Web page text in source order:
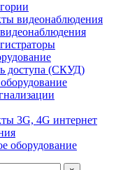
видеонаблюдения
доступа (СКУД)
3G, 4G интернет
оборудование